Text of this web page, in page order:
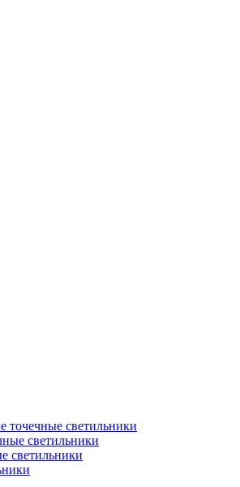
точечные светильники
светильники
светильники